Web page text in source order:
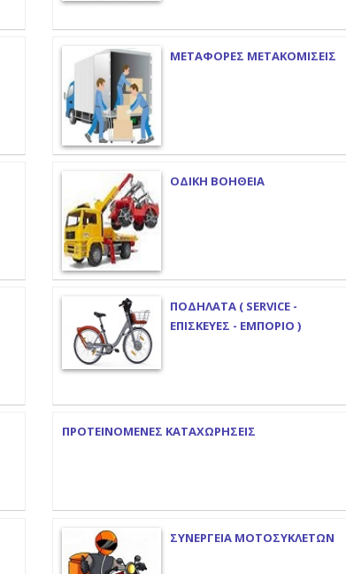
ΜΕΤΑΦΟΡΕΣ ΜΕΤΑΚΟΜΙΣΕΙΣ
ΟΔΙΚΗ ΒΟΗΘΕΙΑ
ΠΟΔΗΛΑΤΑ ( SERVICE -
ΕΠΙΣΚΕΥΕΣ - ΕΜΠΟΡΙΟ )
ΠΡΟΤΕΙΝΟΜΕΝΕΣ ΚΑΤΑΧΩΡΗΣΕΙΣ
ΣΥΝΕΡΓΕΙΑ ΜΟΤΟΣΥΚΛΕΤΩΝ